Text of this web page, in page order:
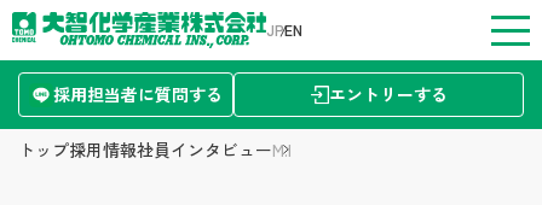
JPEN
採用担当者に質問する エントリーする
トップページ
トップ採用情報社員インタビューM.I